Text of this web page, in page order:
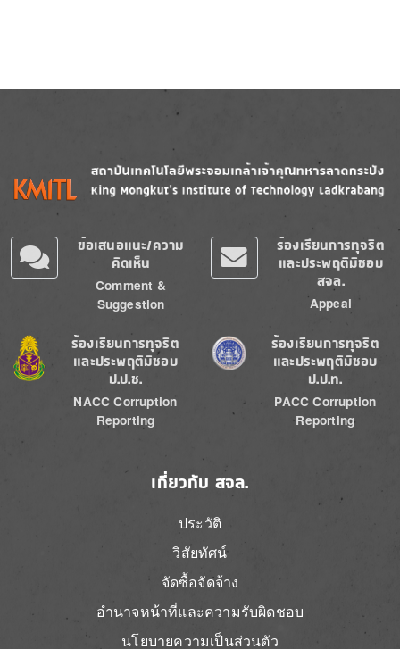
Image
ข้อเสนอแนะ/ความ
คิดเห็น
Comment &
Suggestion
ร้องเรียนการทุจริต
และประพฤติมิชอบ
สจล.
Appeal
Image
ร้องเรียนการทุจริต
และประพฤติมิชอบ
ป.ป.ช.
NACC Corruption
Reporting
Image
ร้องเรียนการทุจริต
และประพฤติมิชอบ
ป.ป.ท.
PACC Corruption
Reporting
เกี่ยวกับ สจล.
ประวัติ
วิสัยทัศน์
จัดซื้อจัดจ้าง
อำนาจหน้าที่และความรับผิดชอบ
นโยบายความเป็นส่วนตัว